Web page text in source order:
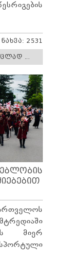
ᲜᲐᲮᲕᲐ: 2531
...
მიერ